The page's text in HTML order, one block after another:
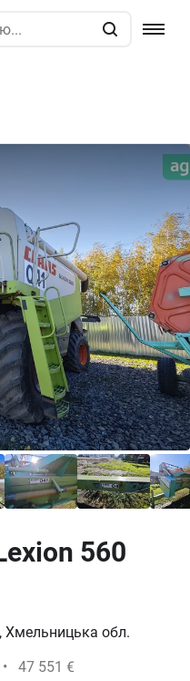
560
Хмельницька обл.
•
47 551 €